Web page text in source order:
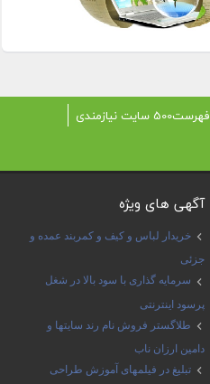
فهرست500 سایت نیازمندی
آگهی های ویژه
خریدار لباس و کیف و کمربند عمده و
جزئی
سرمایه گذاری با سود بالا در شغل
پرسود اینترنتی
طلاگستر فروش نام رند سایتها و
دامین ارزان ناب
تبلیغ در فیلمهای آموزش طراحی